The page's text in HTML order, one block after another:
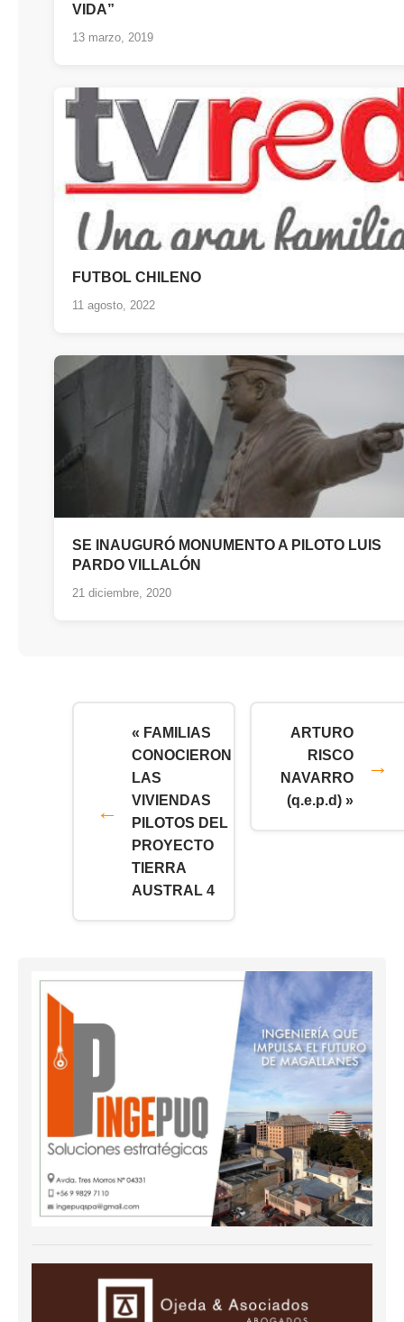
VIDA”
13 marzo, 2019
FUTBOL CHILENO
11 agosto, 2022
SE INAUGURÓ MONUMENTO A PILOTO LUIS
PARDO VILLALÓN
21 diciembre, 2020
« FAMILIAS
CONOCIERON
LAS
VIVIENDAS
PILOTOS DEL
PROYECTO
TIERRA
AUSTRAL 4
ARTURO
RISCO
NAVARRO
(q.e.p.d) »